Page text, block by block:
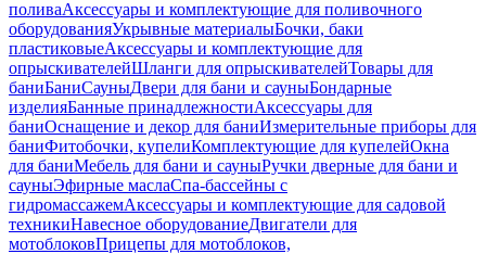
поливаАксессуары и комплектующие для поливочного
оборудованияУкрывные материалыБочки, баки
пластиковыеАксессуары и комплектующие для
опрыскивателейШланги для опрыскивателейТовары для
баниБаниСауныДвери для бани и сауныБондарные
изделияБанные принадлежностиАксессуары для
баниОснащение и декор для баниИзмерительные приборы для
баниФитобочки, купелиКомплектующие для купелейОкна
для баниМебель для бани и сауныРучки дверные для бани и
сауныЭфирные маслаСпа-бассейны с
гидромассажемАксессуары и комплектующие для садовой
техникиНавесное оборудованиеДвигатели для
мотоблоковПрицепы для мотоблоков,